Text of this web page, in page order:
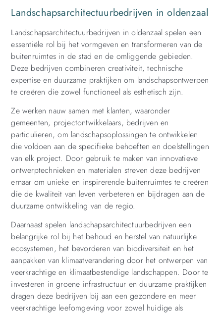
Landschapsarchitectuurbedrijven in oldenzaal
Landschapsarchitectuurbedrijven in oldenzaal spelen een
essentiële rol bij het vormgeven en transformeren van de
buitenruimtes in de stad en de omliggende gebieden.
Deze bedrijven combineren creativiteit, technische
expertise en duurzame praktijken om landschapsontwerpen
te creëren die zowel functioneel als esthetisch zijn.
Ze werken nauw samen met klanten, waaronder
gemeenten, projectontwikkelaars, bedrijven en
particulieren, om landschapsoplossingen te ontwikkelen
die voldoen aan de specifieke behoeften en doelstellingen
van elk project. Door gebruik te maken van innovatieve
ontwerptechnieken en materialen streven deze bedrijven
ernaar om unieke en inspirerende buitenruimtes te creëren
die de kwaliteit van leven verbeteren en bijdragen aan de
duurzame ontwikkeling van de regio.
Daarnaast spelen landschapsarchitectuurbedrijven een
belangrijke rol bij het behoud en herstel van natuurlijke
ecosystemen, het bevorderen van biodiversiteit en het
aanpakken van klimaatverandering door het ontwerpen van
veerkrachtige en klimaatbestendige landschappen. Door te
investeren in groene infrastructuur en duurzame praktijken
dragen deze bedrijven bij aan een gezondere en meer
veerkrachtige leefomgeving voor zowel huidige als